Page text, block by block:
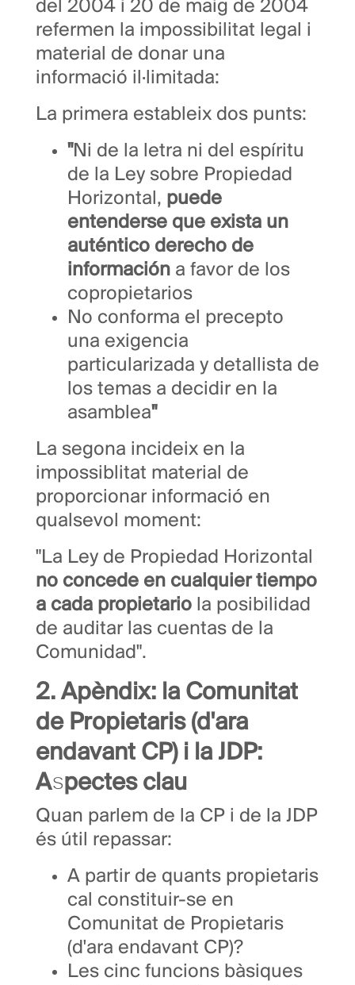
del 2004 i 20 de maig de 2004
refermen la impossibilitat legal i
material de donar una
informació il·limitada:
La primera estableix dos punts:
"Ni de la letra ni del espíritu
de la Ley sobre Propiedad
Horizontal, puede
entenderse que exista un
auténtico derecho de
información a favor de los
copropietarios
No conforma el precepto
una exigencia
particularizada y detallista de
los temas a decidir en la
asamblea"
La segona incideix en la
impossiblitat material de
proporcionar informació en
qualsevol moment:
"La Ley de Propiedad Horizontal
no concede en cualquier tiempo
a cada propietario la posibilidad
de auditar las cuentas de la
Comunidad".
2. Apèndix: la Comunitat
de Propietaris (d'ara
endavant CP) i la JDP:
Aspectes clau
Quan parlem de la CP i de la JDP
és útil repassar:
A partir de quants propietaris
cal constituir-se en
Comunitat de Propietaris
(d'ara endavant CP)?
Les cinc funcions bàsiques